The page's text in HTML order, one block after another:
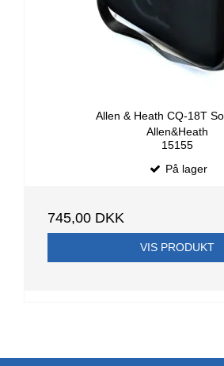
Allen & Heath CQ-18T
Allen&Heath
15155
På lager
745,00 DKK
VIS PRODUKT